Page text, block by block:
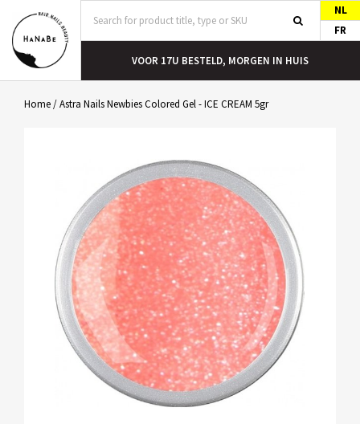
NL
FR
VOOR 17U BESTELD, MORGEN IN HUIS
Home/Astra Nails Newbies Colored Gel - ICE CREAM 5gr